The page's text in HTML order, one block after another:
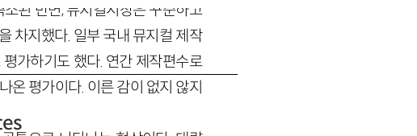
된 반면, 뮤지컬시장은 꾸준하고
차지했다. 일부 국내 뮤지컬 제작
가하기도 했다. 연간 제작편수로
온 평가이다. 이른 감이 없지 않지